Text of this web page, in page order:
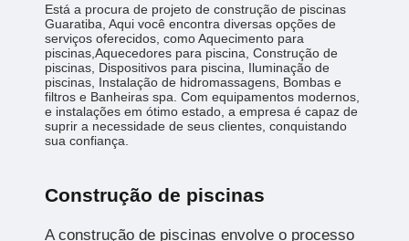
Está a procura de projeto de construção de piscinas
Guaratiba, Aqui você encontra diversas opções de
serviços oferecidos, como Aquecimento para
piscinas,Aquecedores para piscina, Construção de
piscinas, Dispositivos para piscina, Iluminação de
piscinas, Instalação de hidromassagens, Bombas e
filtros e Banheiras spa. Com equipamentos modernos,
e instalações em ótimo estado, a empresa é capaz de
suprir a necessidade de seus clientes, conquistando
sua confiança.
Construção de piscinas
A construção de piscinas envolve o processo